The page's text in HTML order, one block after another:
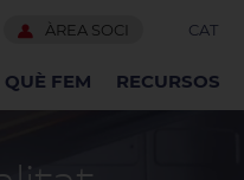
ÀREA SOCI CAT
QUÈ FEM RECURSOS